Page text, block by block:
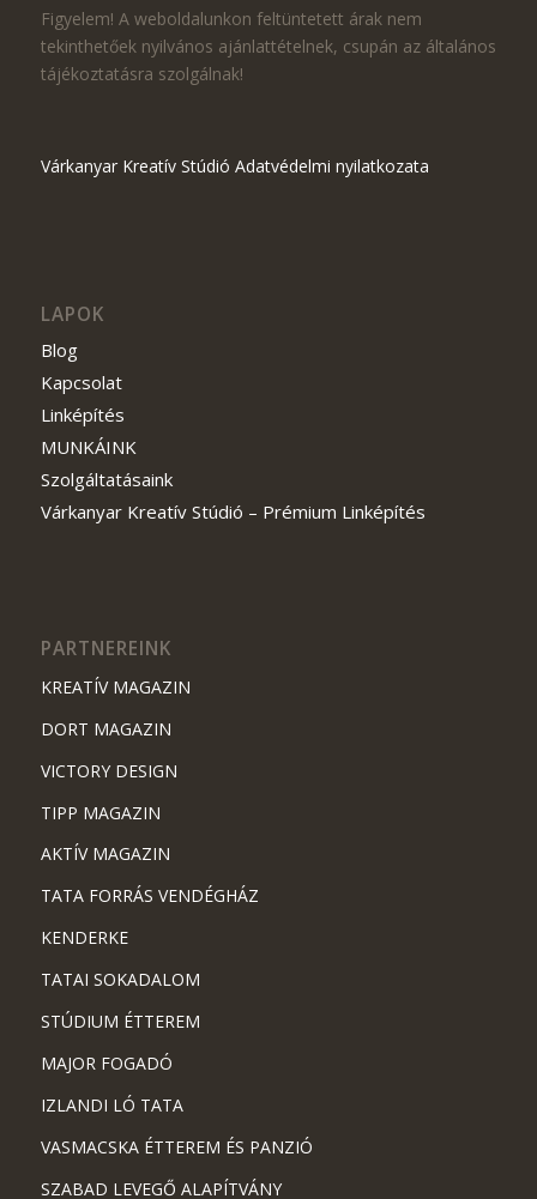
Figyelem! A weboldalunkon feltüntetett árak nem
tekinthetőek nyilvános ajánlattételnek, csupán az általános
tájékoztatásra szolgálnak!
Várkanyar Kreatív Stúdió Adatvédelmi nyilatkozata
LAPOK
Blog
Kapcsolat
Linképítés
MUNKÁINK
Szolgáltatásaink
Várkanyar Kreatív Stúdió – Prémium Linképítés
PARTNEREINK
KREATÍV MAGAZIN
DORT MAGAZIN
VICTORY DESIGN
TIPP MAGAZIN
AKTÍV MAGAZIN
TATA FORRÁS VENDÉGHÁZ
KENDERKE
TATAI SOKADALOM
STÚDIUM ÉTTEREM
MAJOR FOGADÓ
IZLANDI LÓ TATA
VASMACSKA ÉTTEREM ÉS PANZIÓ
SZABAD LEVEGŐ ALAPÍTVÁNY